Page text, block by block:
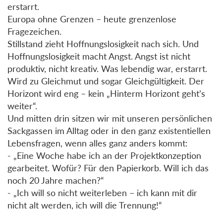
erstarrt.
Europa ohne Grenzen – heute grenzenlose
Fragezeichen.
Stillstand zieht Hoffnungslosigkeit nach sich. Und
Hoffnungslosigkeit macht Angst. Angst ist nicht
produktiv, nicht kreativ. Was lebendig war, erstarrt.
Wird zu Gleichmut und sogar Gleichgültigkeit. Der
Horizont wird eng – kein „Hinterm Horizont geht’s
weiter“.
Und mitten drin sitzen wir mit unseren persönlichen
Sackgassen im Alltag oder in den ganz existentiellen
Lebensfragen, wenn alles ganz anders kommt:
- „Eine Woche habe ich an der Projektkonzeption
gearbeitet. Wofür? Für den Papierkorb. Will ich das
noch 20 Jahre machen?“
- „Ich will so nicht weiterleben – ich kann mit dir
nicht alt werden, ich will die Trennung!“